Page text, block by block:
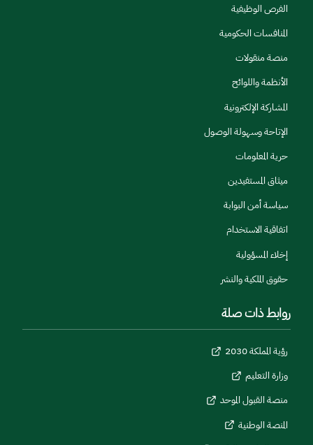
الفرص الوظيفية
المنافسات الحكومية
منصة منقولات
الأنظمة واللوائح
المشاركة الإلكترونية
الإتاحة وسهولة الوصول
حرية المعلومات
ميثاق المستفيدين
سياسة أمن البوابة
اتفاقية الاستخدام
إخلاء المسؤولية
حقوق الملكية والنشر
روابط ذات صلة
رؤية المملكة 2030
وزارة التعليم
منصة القبول الموحد
المنصة الوطنية